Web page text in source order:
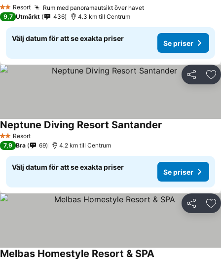
2 Stjärnor
Resort Rum med panoramautsikt över havet
9,7 Utmärkt 436 4.3 km till Centrum
Välj datum för att se exakta priser
Se priser
Dela
2 Stjärnor
Resort
Neptune Diving Resort Santander
7,9 Bra 69 4.2 km till Centrum
Välj datum för att se exakta priser
Se priser
Dela
Melbas Homestyle Resort & SPA